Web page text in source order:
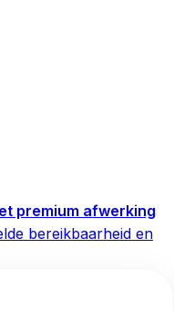
premium afwerking
bereikbaarheid en